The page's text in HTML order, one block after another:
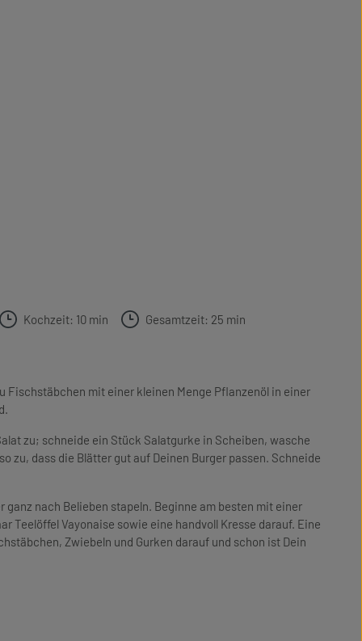
Kochzeit: 10 min Gesamtzeit: 25 min
Fischstäbchen mit einer kleinen Menge Pflanzenöl in einer
zu; schneide ein Stück Salatgurke in Scheiben, wasche
zu, dass die Blätter gut auf Deinen Burger passen. Schneide
ganz nach Belieben stapeln. Beginne am besten mit einer
Teelöffel Vayonaise sowie eine handvoll Kresse darauf. Eine
Zwiebeln und Gurken darauf und schon ist Dein